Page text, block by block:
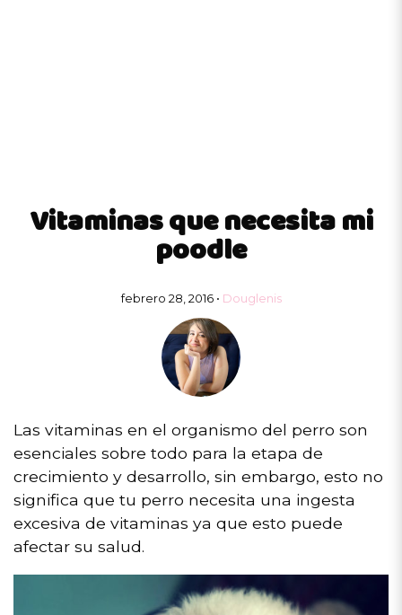
Vitaminas que necesita mi
poodle
febrero 28, 2016 • Douglenis
Las vitaminas en el organismo del perro son
esenciales sobre todo para la etapa de
crecimiento y desarrollo, sin embargo, esto no
significa que tu perro necesita una ingesta
excesiva de vitaminas ya que esto puede
afectar su salud.